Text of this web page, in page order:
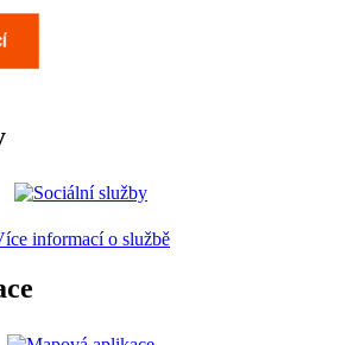
informací o službě